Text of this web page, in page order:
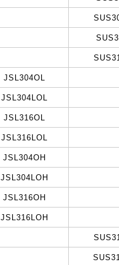
JSL304OL
JSL304LOL
JSL316OL
JSL316LOL
JSL304OH
JSL304LOH
JSL316OH
JSL316LOH